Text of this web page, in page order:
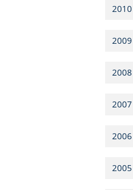
2010
2009
2008
2007
2006
2005